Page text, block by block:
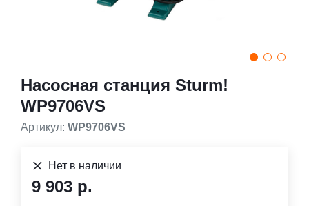
Насосная станция Sturm!
WP9706VS
Артикул: WP9706VS
Нет в наличии
9 903 р.